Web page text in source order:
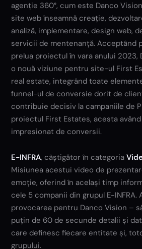
agenție 360°, cum este Danco
site web înseamnă creație,
analiză, implementare, design web,
servicii de mentenanță. Acceptând
prelua proiectul în vara anului 2023,
o nouă viziune pentru site-ul First
real estate, integrând toate
funnel-ul de conversie dorit de
contribuie decisiv la campaniile de
proiectul First Estates, acesta
impresionat de conversii.
E-INFRA, câștigător în categoria
Misiunea acestui video de
emoție, oferind în același timp
cele 5 companii din grupul E-INFRA.
provocarea pentru Danco Vision –
puțin de 60 de secunde detalii și
care definesc fiecare entitate și,
grupului.